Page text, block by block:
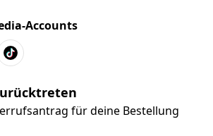
Accounts
für deine Bestellung